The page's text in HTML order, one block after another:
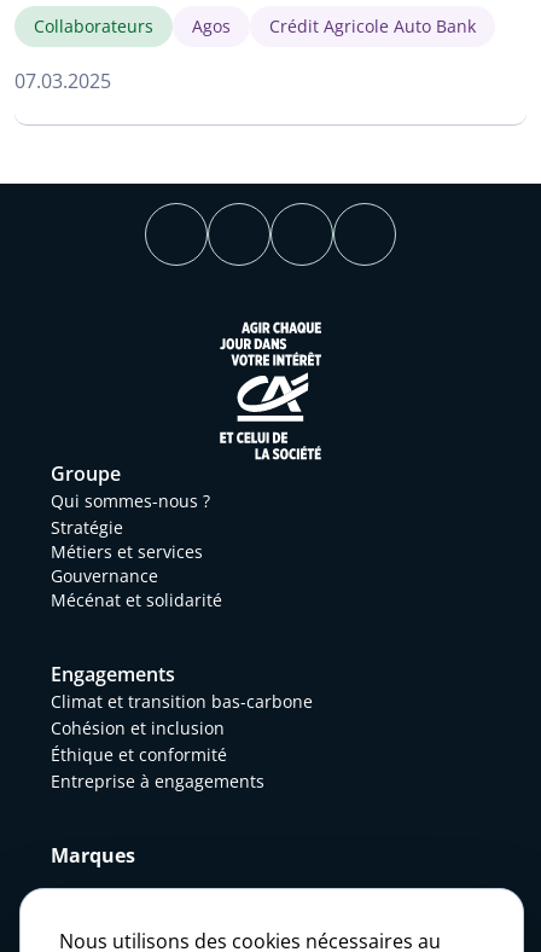
Collaborateurs Agos Crédit Agricole Auto Bank
07.03.2025
Groupe
Qui sommes-nous ?
Stratégie
Métiers et services
Gouvernance
Mécénat et solidarité
Engagements
Climat et transition bas-carbone
Cohésion et inclusion
Éthique et conformité
Entreprise à engagements
Marques
Actualités
Nous utilisons des cookies nécessaires au